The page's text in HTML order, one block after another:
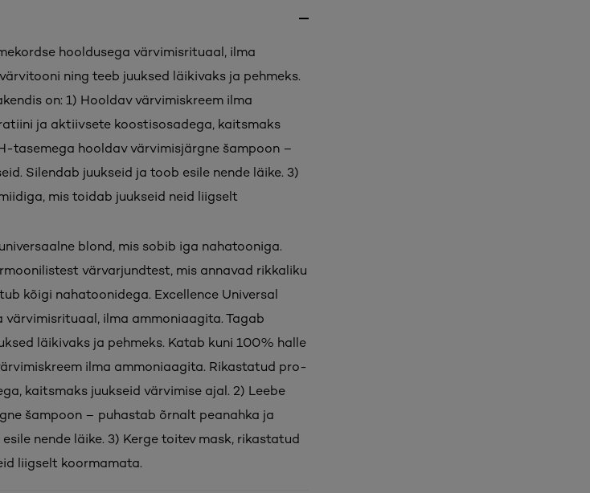
hooldusega värvimisrituaal, ilma
ning teeb juuksed läikivaks ja pehmeks.
on: 1) Hooldav värvimiskreem ilma
ja aktiivsete koostisosadega, kaitsmaks
tasemega hooldav värvimisjärgne šampoon –
Silendab juukseid ja toob esile nende läike. 3)
mis toidab juukseid neid liigselt
blond, mis sobib iga nahatooniga.
värvarjundtest, mis annavad rikkaliku
kõigi nahatoonidega. Excellence Universal
värvimisrituaal, ilma ammoniaagita. Tagab
läikivaks ja pehmeks. Katab kuni 100% halle
ilma ammoniaagita. Rikastatud pro-
kaitsmaks juukseid värvimise ajal. 2) Leebe
šampoon – puhastab õrnalt peanahka ja
nende läike. 3) Kerge toitev mask, rikastatud
liigselt koormamata.